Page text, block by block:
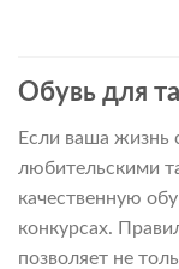
Обувь для
Если ваша жизнь
любительскими
качественную
конкурсах.
позволяет не